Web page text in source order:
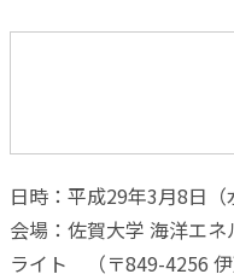
日時：平成29年3月8日
会場：佐賀大学 海洋エ
ライト （〒849-4256 伊